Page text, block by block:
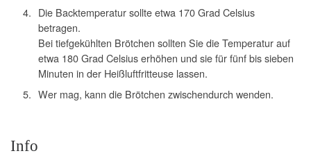
Die Backtemperatur sollte etwa 170 Grad Celsius
betragen.
Bei tiefgekühlten Brötchen sollten Sie die Temperatur auf
etwa 180 Grad Celsius erhöhen und sie für fünf bis sieben
Minuten in der Heißluftfritteuse lassen.
Wer mag, kann die Brötchen zwischendurch wenden.
Info